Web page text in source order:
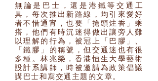
無論是巴士，還是港鐵等交通工
具，每次推出新路線，均引來愛好
者不惜通宵，也要「搶頭炷香」乘
搭，他們有時沉迷得做出讓旁人難
以理解的行為，被冠上「巴膠」、
「鐵膠」的稱號，但交通迷也有很
多種。林兆榮，香港恒生大學藝術
設計系講師，時被邀請為政策倡議
講巴士和寫交通主題的文章。